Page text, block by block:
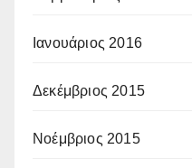
Ιανουάριος 2016
Δεκέμβριος 2015
Νοέμβριος 2015